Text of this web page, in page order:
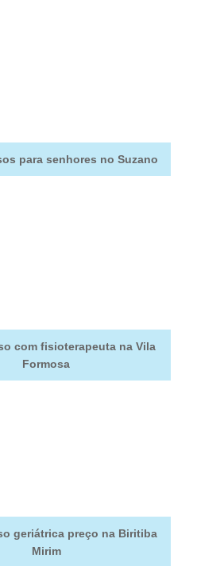
para senhores no Suzano
com fisioterapeuta na Vila
Formosa
geriátrica preço na Biritiba
Mirim